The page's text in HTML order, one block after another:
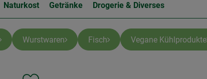
Naturkost Getränke Drogerie & Diverses
Wurstwaren Fisch Vegane Kühlprodukte